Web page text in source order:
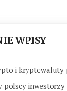
WPISY
i kryptowaluty
polscy inwestorzy